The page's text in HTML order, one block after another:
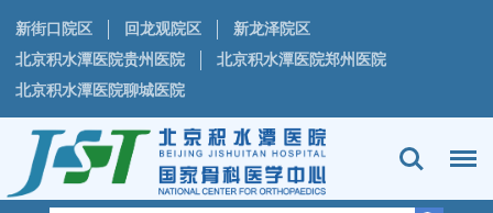
新街口院区 回龙观院区
新龙泽院区
北京积水潭医院贵州医院
北京积水潭医院郑州医院
北京积水潭医院聊城医院